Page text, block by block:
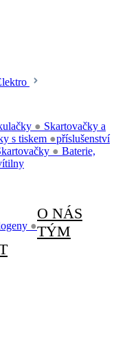
●
s tiskem ●
Skartovačky a
příslušenství
● Baterie,
●
O NÁS
TÝM